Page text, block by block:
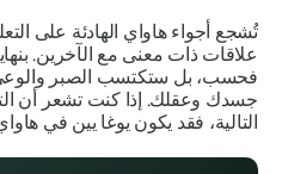
تُشجع أجواء هاواي الهادئة على
علاقات ذات معنى مع الآخرين.
فحسب، بل ستكتسب الصبر والوعي
جسدك وعقلك. إذا كنت تشعر أن
التالية، فقد يكون يوغا يين في